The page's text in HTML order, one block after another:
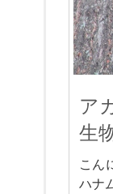
ア
生
こん
ハナ